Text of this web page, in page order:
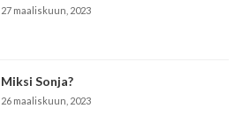
27 maaliskuun, 2023
Miksi Sonja?
26 maaliskuun, 2023